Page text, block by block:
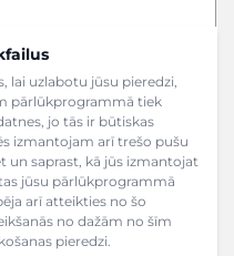
lai uzlabotu jūsu pieredzi,
pārlūkprogrammā tiek
jo tās ir būtiskas
izmantojam arī trešo pušu
un saprast, kā jūs izmantojat
jūsu pārlūkprogrammā
arī atteikties no šo
no dažām no šīm
pieredzi.